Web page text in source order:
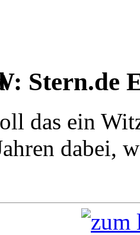
Stern.de
das ein
dabei,